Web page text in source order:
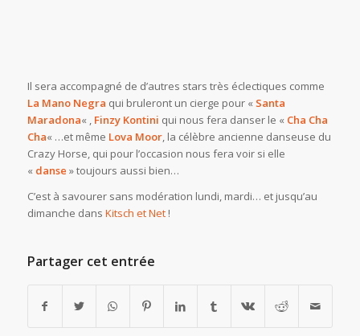
Il sera accompagné de d’autres stars très éclectiques comme
La Mano Negra qui bruleront un cierge pour « Santa
Maradona« , Finzy Kontini qui nous fera danser le « Cha Cha
Cha« …et même Lova Moor, la célèbre ancienne danseuse du
Crazy Horse, qui pour l’occasion nous fera voir si elle
« danse » toujours aussi bien…
C’est à savourer sans modération lundi, mardi… et jusqu’au
dimanche dans Kitsch et Net!
Partager cet entrée